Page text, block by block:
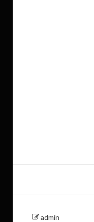
admin